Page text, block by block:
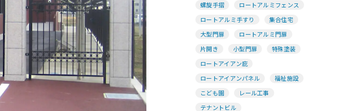
螺旋手摺
ロートアルミフェンス
ロートアルミ手すり
集合住宅
大型門扉
ロートアルミ門扉
片開き
小型門扉
特殊塗装
ロートアイアン庇
ロートアイアンパネル
福祉施設
こども園
レール工事
テナントビル